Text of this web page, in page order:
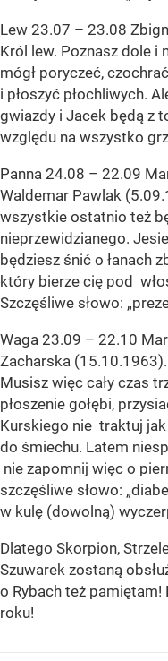
Lew 23.07 – 23.08
Król lew. Poznasz dole i
mógł poryczeć,
i płoszyć płochliwych.
gwiazdy i Jacek będą z
względu na wszystko
Panna 24.08 – 22.09
Waldemar Pawlak
wszystkie ostatnio też
nieprzewidzianego.
będziesz śnić o łanach
który bierze cię pod
Szczęśliwe słowo:
Waga 23.09 – 22.10
Zacharska
Musisz więc cały czas
płoszenie gołębi,
Kurskiego nie traktuj
do śmiechu. Latem
nie zapomnij więc o
szczęśliwe słowo:
w kulę (dowolną)
Dlatego Skorpion,
Szuwarek zostaną
o Rybach też pamiętam!
roku!